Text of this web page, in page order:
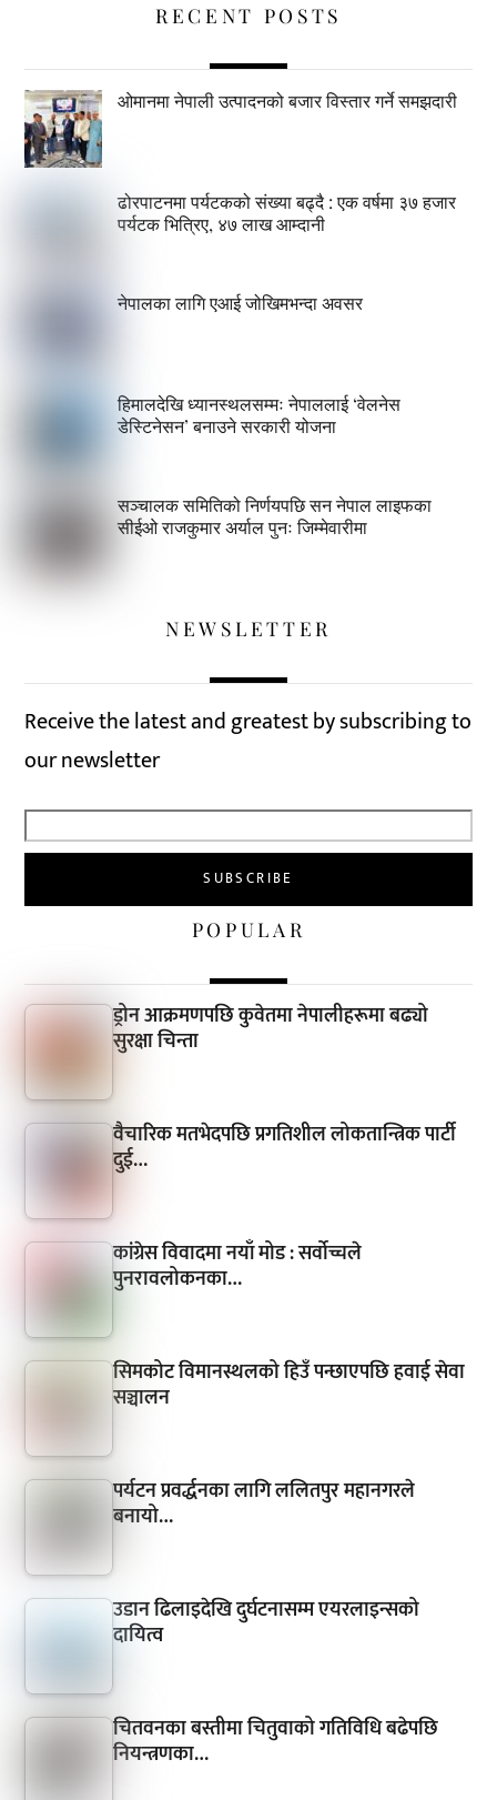
RECENT POSTS
ओमानमा नेपाली उत्पादनको बजार विस्तार गर्ने समझदारी
ढोरपाटनमा पर्यटकको संख्या बढ्दै : एक वर्षमा ३७ हजार
पर्यटक भित्रिए, ४७ लाख आम्दानी
नेपालका लागि एआई जोखिमभन्दा अवसर
हिमालदेखि ध्यानस्थलसम्मः नेपाललाई ‘वेलनेस
डेस्टिनेसन’ बनाउने सरकारी योजना
सञ्चालक समितिको निर्णयपछि सन नेपाल लाइफका
सीईओ राजकुमार अर्याल पुनः जिम्मेवारीमा
NEWSLETTER
Receive the latest and greatest by subscribing to
our newsletter
POPULAR
ड्रोन आक्रमणपछि कुवेतमा नेपालीहरूमा बढ्यो
सुरक्षा चिन्ता
वैचारिक मतभेदपछि प्रगतिशील लोकतान्त्रिक पार्टी
दुई…
कांग्रेस विवादमा नयाँ मोड : सर्वोच्चले
पुनरावलोकनका…
सिमकोट विमानस्थलको हिउँ पन्छाएपछि हवाई सेवा
सञ्चालन
पर्यटन प्रवर्द्धनका लागि ललितपुर महानगरले
बनायो…
उडान ढिलाइदेखि दुर्घटनासम्म एयरलाइन्सको
दायित्व
चितवनका बस्तीमा चितुवाको गतिविधि बढेपछि
नियन्त्रणका…